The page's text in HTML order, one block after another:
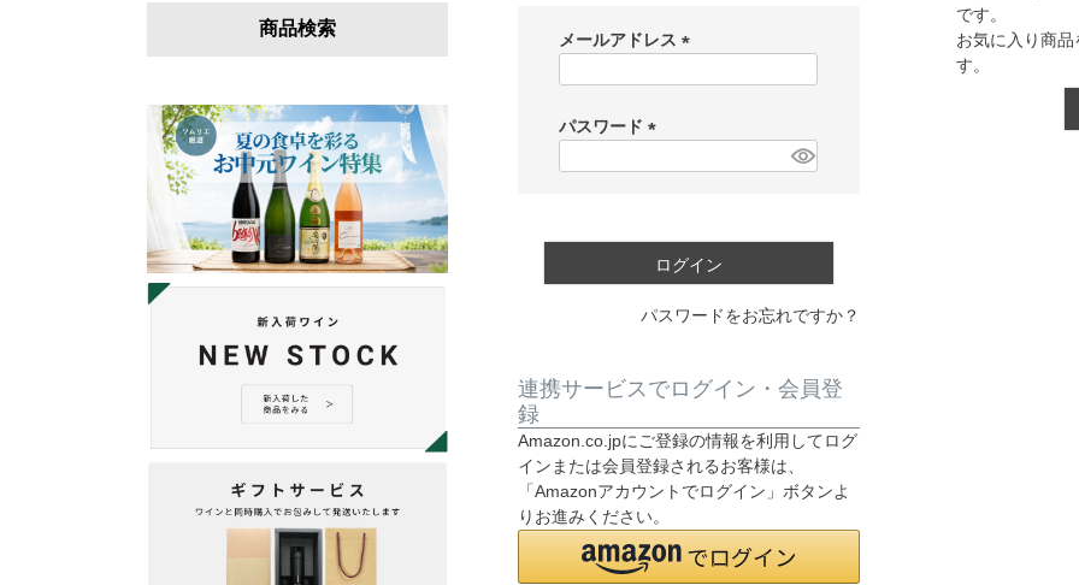
商品検索
メールアドレス
)
パスワード
ログイン
パスワードをお忘れですか？
連携サービスでログイン・会員登
録
Amazon.co.jpにご登録の情報を利用してログ
インまたは会員登録されるお客様は、
「Amazonアカウントでログイン」ボタンよ
りお進みください。
です。
お気に入り商
す。